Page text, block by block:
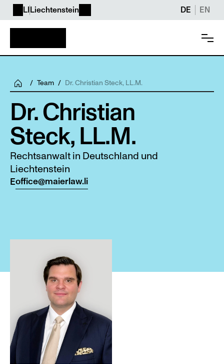
LI Liechtenstein DE EN
/ Team / Dr. Christian Steck, LL.M.
Dr. Christian
Steck, LL.M.
Rechtsanwalt in Deutschland und
Liechtenstein
Eoffice@maierlaw.li